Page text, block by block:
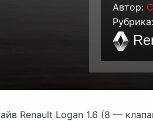
Автор:
Рубрика:
Renault Logan 1.6 (8 —